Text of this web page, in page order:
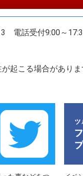
電話受付9:00～
起こる場合があり